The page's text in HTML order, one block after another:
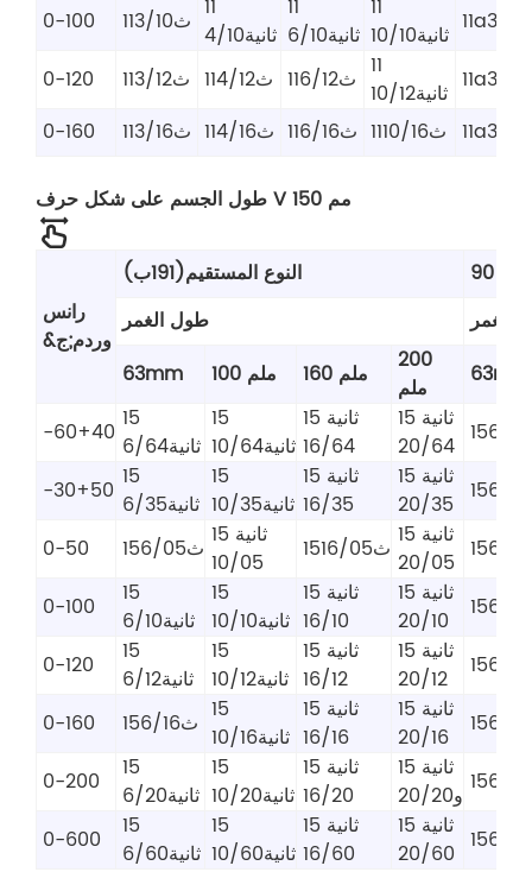
0-100 11ث3/10 11
ثانية4/10
11
ثانية6/10
11
ثانية10/10 11a3/10
0-120
11ث3/12 11ث4/12 11ث6/12 11
ثانية10/12 11a3/12
0-160
11ث3/16 11ث4/16 11ث6/16 11ث10/16 11a3/16
طول الجسم على شكل حرف V 150 مم
رانس
&وردم;ج
النوع المستقيم(191ب)
طول الغمر
الغمر
63mm
100 ملم 160 ملم
200
ملم
63mm
-60+40 15
ثانية6/64
15
ثانية10/64
15 ثانية
16/64
15 ثانية
20/64
-30+50 15
ثانية6/35
15
ثانية10/35
15 ثانية
16/35
15 ثانية
20/35
0-50
15ث6/05 15 ثانية
10/05
15ث16/05 15 ثانية
20/05
0-100
15
ثانية6/10
15
ثانية10/10
15 ثانية
16/10
15 ثانية
20/10
0-120
15
ثانية6/12
15
ثانية10/12
15 ثانية
16/12
15 ثانية
20/12
0-160
15ث6/16 15
ثانية10/16
15 ثانية
16/16
15 ثانية
20/16
0-200
15
ثانية6/20
15
ثانية10/20
15 ثانية
16/20
15 ثانية
و20/20
0-600
15
ثانية6/60
15
ثانية10/60
15 ثانية
16/60
15 ثانية
20/60